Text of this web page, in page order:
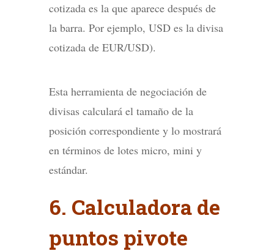
cotizada es la que aparece después de
la barra. Por ejemplo, USD es la divisa
cotizada de EUR/USD).
Esta herramienta de negociación de
divisas calculará el tamaño de la
posición correspondiente y lo mostrará
en términos de lotes micro, mini y
estándar.
6. Calculadora de
puntos pivote